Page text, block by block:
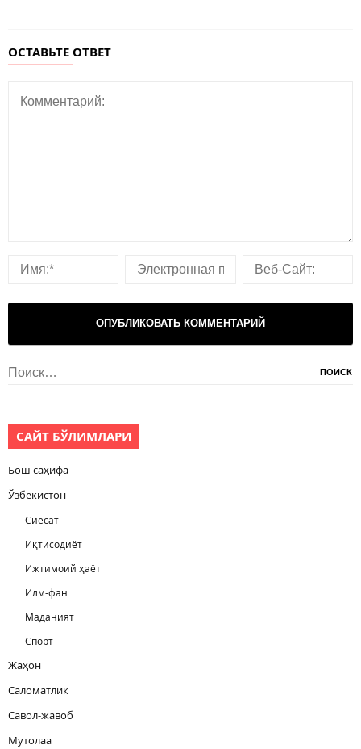
ОСТАВЬТЕ ОТВЕТ
Найти:
САЙТ БЎЛИМЛАРИ
Бош саҳифа
Ўзбекистон
Сиёсат
Иқтисодиёт
Ижтимоий ҳаёт
Илм-фан
Маданият
Спорт
Жаҳон
Саломатлик
Савол-жавоб
Мутолаа